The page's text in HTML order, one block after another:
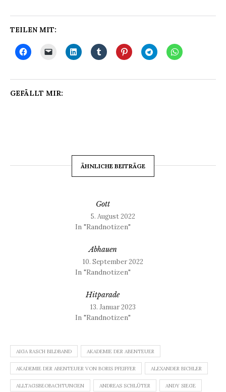
TEILEN MIT:
GEFÄLLT MIR:
ÄHNLICHE BEITRÄGE
Gott
5. August 2022
In "Randnotizen"
Abhauen
10. September 2022
In "Randnotizen"
Hitparade
13. Januar 2023
In "Randnotizen"
AIGA RASCH BILDBAND AKADEMIE DER ABENTEUER
AKADEMIE DER ABENTEUER VON BORIS PFEIFFER ALEXANDER BICHLER
ALLTAGSBEOBACHTUNGEN ANDREAS SCHLÜTER ANDY SIEGE